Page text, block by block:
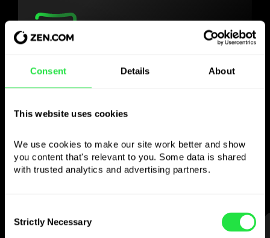
Consent Details About
This website uses cookies
We use cookies to make our site work better and show
you content that's relevant to you. Some data is shared
with trusted analytics and advertising partners.
Selection
Strictly Necessary
Použijte zvolenou
měnu
jak chcete
Posílejte peníze do zahraničí,
vybírejte z bankomatů bez
provize, plaťte vícemenovou kartou